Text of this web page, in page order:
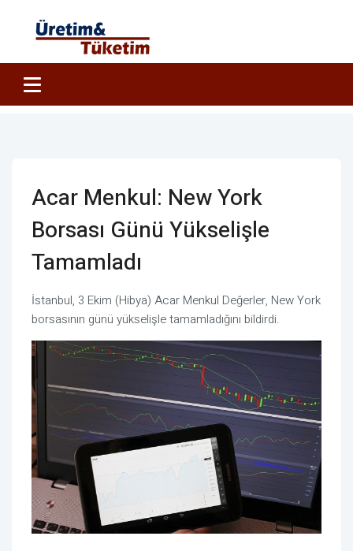
Acar Menkul: New York
Borsası Günü Yükselişle
Tamamladı
İstanbul, 3 Ekim (Hibya) Acar Menkul Değerler, New York
borsasının günü yükselişle tamamladığını bildirdi.